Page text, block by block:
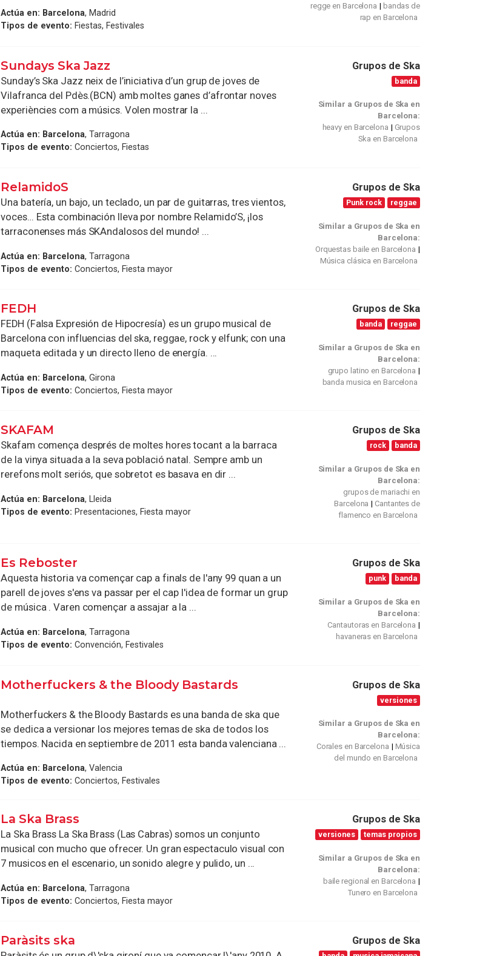
Actúa en: Barcelona, Madrid
Tipos de evento: Fiestas, Festivales
regge en Barcelona
bandas de
rap en Barcelona
Sundays Ska Jazz
Sunday’s Ska Jazz neix de l’iniciativa d’un grup de joves de
Vilafranca del Pdès.(BCN) amb moltes ganes d’afrontar noves
experiències com a músics. Volen mostrar la ...
Actúa en: Barcelona, Tarragona
Tipos de evento: Conciertos, Fiestas
Grupos de Ska
banda
Similar a Grupos de Ska en
Barcelona:
heavy en Barcelona
Grupos
Ska en Barcelona
RelamidoS
Una batería, un bajo, un teclado, un par de guitarras, tres vientos,
voces… Esta combinación lleva por nombre Relamido’S, ¡los
tarraconenses más SKAndalosos del mundo! ...
Actúa en: Barcelona, Tarragona
Tipos de evento: Conciertos, Fiesta mayor
Grupos de Ska
Punk rock reggae
Similar a Grupos de Ska en
Barcelona:
Orquestas baile en Barcelona
Música clásica en Barcelona
FEDH
FEDH (Falsa Expresión de Hipocresía) es un grupo musical de
Barcelona con influencias del ska, reggae, rock y elfunk; con una
maqueta editada y un directo lleno de energía. ...
Actúa en: Barcelona, Girona
Tipos de evento: Conciertos, Fiesta mayor
Grupos de Ska
banda reggae
Similar a Grupos de Ska en
Barcelona:
grupo latino en Barcelona
banda musica en Barcelona
SKAFAM
Skafam comença després de moltes hores tocant a la barraca
de la vinya situada a la seva població natal. Sempre amb un
rerefons molt seriós, que sobretot es basava en dir ...
Actúa en: Barcelona, Lleida
Tipos de evento: Presentaciones, Fiesta mayor
Grupos de Ska
rock banda
Similar a Grupos de Ska en
Barcelona:
grupos de mariachi en
Barcelona
Cantantes de
flamenco en Barcelona
Es Reboster
Aquesta historia va començar cap a finals de l'any 99 quan a un
parell de joves s'ens va passar per el cap l'idea de formar un grup
de música . Varen començar a assajar a la ...
Actúa en: Barcelona, Tarragona
Tipos de evento: Convención, Festivales
Grupos de Ska
punk banda
Similar a Grupos de Ska en
Barcelona:
Cantautoras en Barcelona
havaneras en Barcelona
Motherfuckers & the Bloody Bastards
Motherfuckers & the Bloody Bastards es una banda de ska que
se dedica a versionar los mejores temas de ska de todos los
tiempos. Nacida en septiembre de 2011 esta banda valenciana ...
Actúa en: Barcelona, Valencia
Tipos de evento: Conciertos, Festivales
Grupos de Ska
versiones
Similar a Grupos de Ska en
Barcelona:
Corales en Barcelona
Música
del mundo en Barcelona
La Ska Brass
La Ska Brass La Ska Brass (Las Cabras) somos un conjunto
musical con mucho que ofrecer. Un gran espectaculo visual con
7 musicos en el escenario, un sonido alegre y pulido, un ...
Actúa en: Barcelona, Tarragona
Tipos de evento: Conciertos, Fiesta mayor
Grupos de Ska
versiones temas propios
Similar a Grupos de Ska en
Barcelona:
baile regional en Barcelona
Tunero en Barcelona
Paràsits ska Grupos de Ska